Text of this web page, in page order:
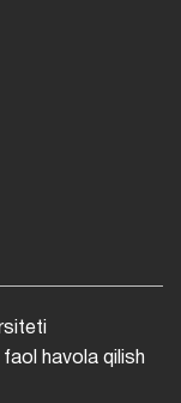
havola qilish